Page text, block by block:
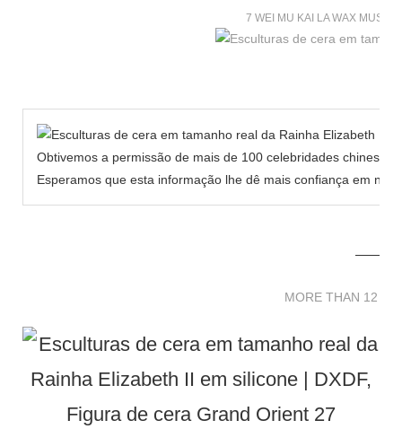
7 WEI MU KAI LA WAX
Obtivemos a permissão de mais de 100 celebridades
Esperamos que esta informação lhe dê mais confiança em
MORE THAN 12